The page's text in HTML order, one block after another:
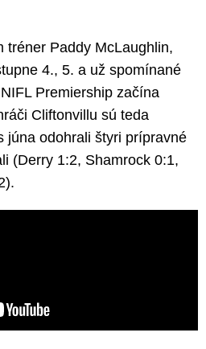
tréner Paddy McLaughlin,
4., 5. a už spomínané
Premiership začína
Cliftonvillu sú teda
júna odohrali štyri prípravné
(Derry 1:2, Shamrock 0:1,